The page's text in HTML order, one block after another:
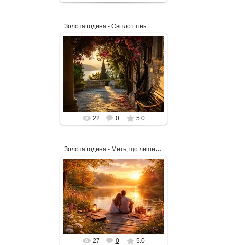
Золота година - Світло і тінь
07.05.2026
У золотій годині старовинний
дворик оживає м’яким сяйвом:
тепле сонце ковзає кам’яною
доріжкою, торкається лави,
стін...
alex_Is
22 0 5.0
Золота година - Мить, що лишилась
18.03.2026
У м’якому сяйві золотої години
берег озера завмирає між
дійсністю й пам’яттю. Двоє
людей, схилившись одне до
одного, ...
alex_Is
27 0 5.0